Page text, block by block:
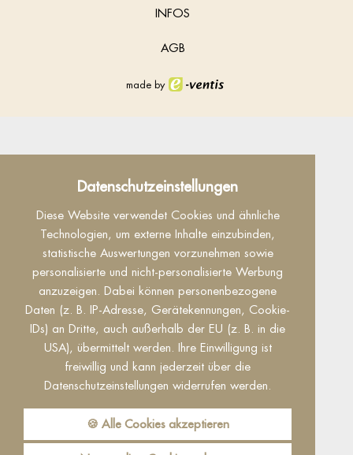
Datenschutzeinstellungen
Diese Website verwendet Cookies und ähnliche
Technologien, um externe Inhalte einzubinden,
statistische Auswertungen vorzunehmen sowie
personalisierte und nicht-personalisierte Werbung
anzuzeigen. Dabei können personenbezogene
Daten (z. B. IP-Adresse, Gerätekennungen, Cookie-
IDs) an Dritte, auch außerhalb der EU (z. B. in die
USA), übermittelt werden. Ihre Einwilligung ist
freiwillig und kann jederzeit über die
Datenschutzeinstellungen widerrufen werden.
🍪 Alle Cookies akzeptieren
INFOS
AGB
made by
Datenschutz
Dieser Inhalt ist nur sichtbar wenn Sie Cookies
von "Facebook" akzeptieren.
Akzeptieren Einstellungen
Reguest Messenger
Wenn Sie den Messenger nutzen möchten
müssen Sie die Cookies von Reguest